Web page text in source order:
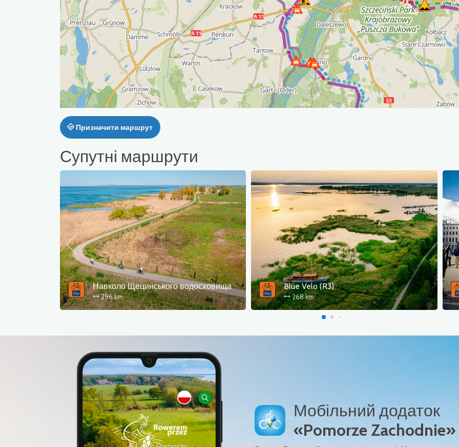
Призначити маршрут
Супутні маршрути
Blue Velo (R3)
268 km
Берлін-Щецин-Колобжег
800 km
Мобільний додаток
«Pomorze Zachodnie»